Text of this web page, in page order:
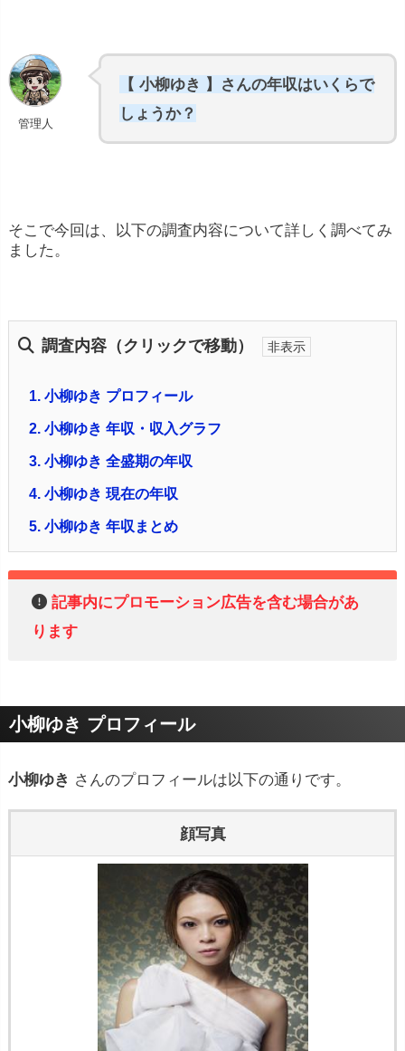
管理人
【 小柳ゆき 】さんの年収はいくらで
しょうか？
そこで今回は、以下の調査内容について詳しく調べてみ
ました。
調査内容（クリックで移動）
1. 小柳ゆき プロフィール
2. 小柳ゆき 年収・収入グラフ
3. 小柳ゆき 全盛期の年収
4. 小柳ゆき 現在の年収
5. 小柳ゆき 年収まとめ
記事内にプロモーション広告を含む場合があ
ります
小柳ゆき プロフィール
小柳ゆき さんのプロフィールは以下の通りです。
顔写真